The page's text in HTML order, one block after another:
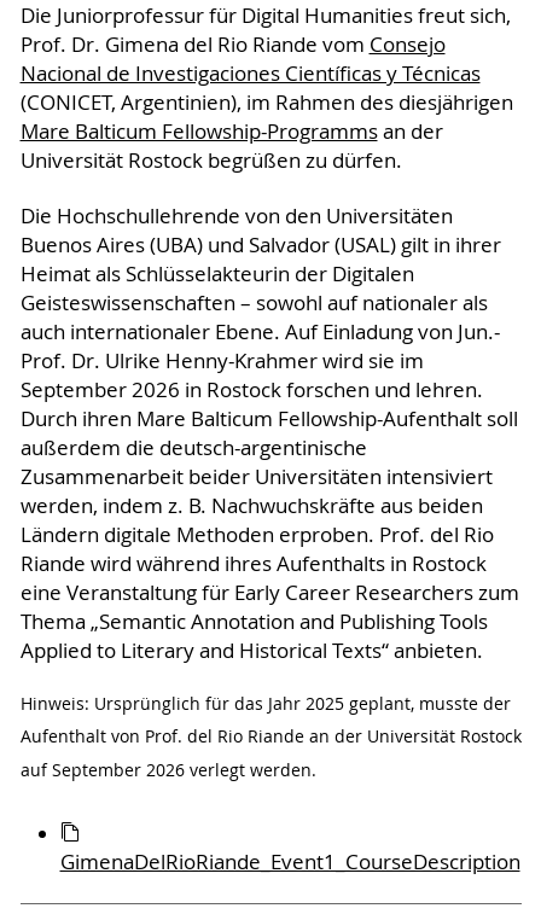
Die Juniorprofessur für Digital Humanities freut sich,
Prof. Dr. Gimena del Rio Riande vom Consejo
Nacional de Investigaciones Científicas y Técnicas
(CONICET, Argentinien), im Rahmen des diesjährigen
Mare Balticum Fellowship-Programmsan der
Universität Rostock begrüßen zu dürfen.
Die Hochschullehrende von den Universitäten
Buenos Aires (UBA) und Salvador (USAL) gilt in ihrer
Heimat als Schlüsselakteurin der Digitalen
Geisteswissenschaften – sowohl auf nationaler als
auch internationaler Ebene. Auf Einladung von Jun.-
Prof. Dr. Ulrike Henny-Krahmer wird sie im
September 2026 in Rostock forschen und lehren.
Durch ihren Mare Balticum Fellowship-Aufenthalt soll
außerdem die deutsch-argentinische
Zusammenarbeit beider Universitäten intensiviert
werden, indem z. B. Nachwuchskräfte aus beiden
Ländern digitale Methoden erproben. Prof. del Rio
Riande wird während ihres Aufenthalts in Rostock
eine Veranstaltung für Early Career Researchers zum
Thema „Semantic Annotation and Publishing Tools
Applied to Literary and Historical Texts“ anbieten.
Hinweis: Ursprünglich für das Jahr 2025 geplant, musste der
Aufenthalt von Prof. del Rio Riande an der Universität Rostock
auf September 2026 verlegt werden.
GimenaDelRioRiande_Event1_CourseDescription